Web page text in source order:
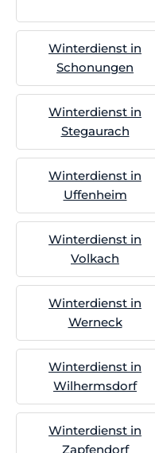
Winterdienst in
Schonungen
Winterdienst in
Stegaurach
Winterdienst in
Uffenheim
Winterdienst in
Volkach
Winterdienst in
Werneck
Winterdienst in
Wilhermsdorf
Winterdienst in
Zapfendorf